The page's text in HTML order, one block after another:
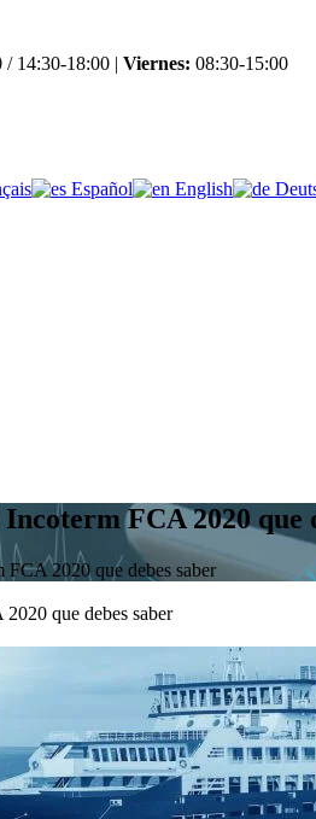
/ 14:30-18:00 | Viernes: 08:30-15:00
Español English
FCA 2020 que
FCA 2020 que debes saber
que debes saber